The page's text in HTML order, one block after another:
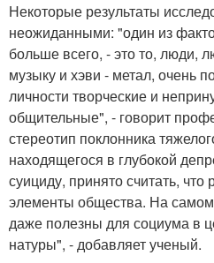
Некоторые результаты
неожиданными: "один из
больше всего, - это то, люди,
музыку и хэви - метал, очень
личности творческие и
общительные", - говорит
стереотип поклонника
находящегося в глубокой
суициду, принято считать,
элементы общества. На
даже полезны для социума в
натуры", - добавляет ученый.